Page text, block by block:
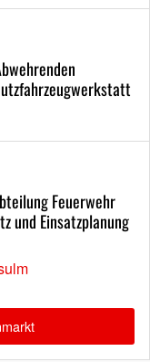
Feuerwehr
und Einsatzplanung